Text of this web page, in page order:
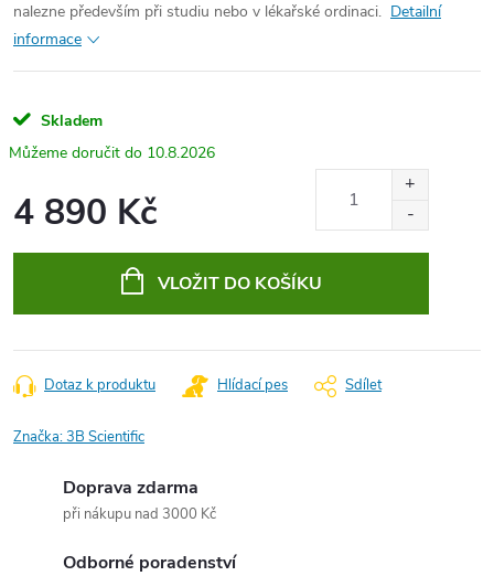
nalezne především při studiu nebo v lékařské ordinaci. Detailní
informace
Skladem
10.8.2026
4 890 Kč
VLOŽIT DO KOŠÍKU
Dotaz k produktu Hlídací pes Sdílet
Značka:3B Scientific
Doprava zdarma
při nákupu nad 3000 Kč
Odborné poradenství